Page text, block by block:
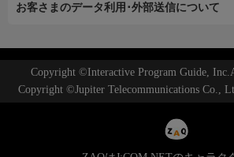
お客さまのデータ利用･外部送信について
Copyright ©Interactive Program Guide,
Copyright ©Jupiter Telecommunications Co.,